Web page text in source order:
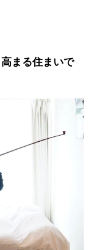
まる住まいで